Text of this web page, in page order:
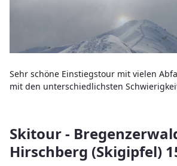
Sehr schöne Einstiegstour mit vielen
mit den unterschiedlichsten
Skitour -
Hirschberg (Skigipfel)